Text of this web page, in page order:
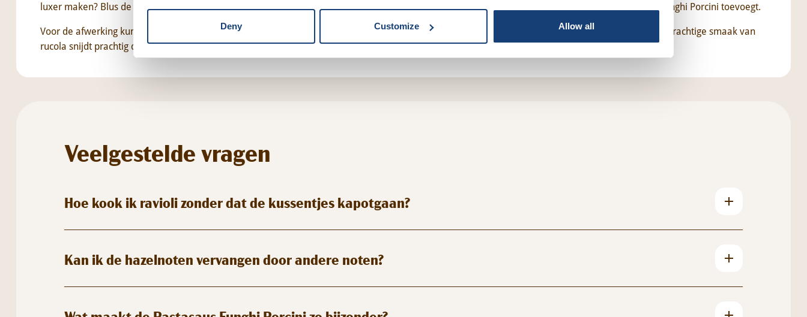
Deny Customize Allow all
luxer maken? Blus de ui, knoflook en paddenstoelen na het bakken af met een klein scheutje droge witte wijn of marsala voordat je de Pastasaus Funghi Porcini toevoegt.
Voor de afwerking kun je naast verse peterselie ook een paar flinterdunne schaafsels verse Grana Padano of rucola toevoegen. De licht bittere, peperachtige smaak van
rucola snijdt prachtig door de rijke, volle smaak van de truffel en paddenstoelen.
Veelgestelde vragen
Hoe kook ik ravioli zonder dat de kussentjes kapotgaan?
Kan ik de hazelnoten vervangen door andere noten?